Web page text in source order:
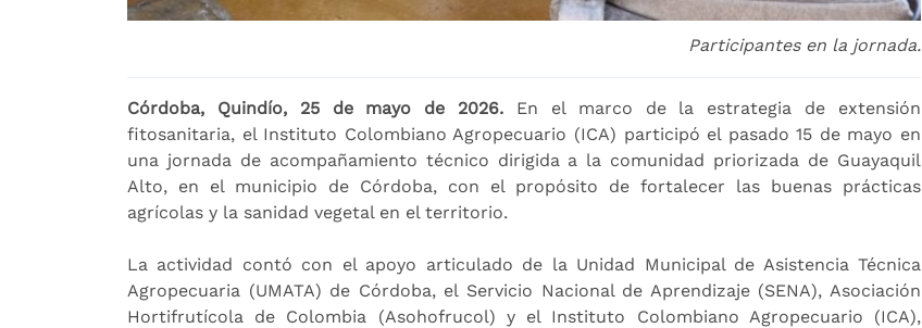
Participantes en la jornada.
Córdoba, Quindío, 25 de mayo de 2026. En el marco de la estrategia de extensión
fitosanitaria, el Instituto Colombiano Agropecuario (ICA) participó el pasado 15 de mayo en
una jornada de acompañamiento técnico dirigida a la comunidad priorizada de Guayaquil
Alto, en el municipio de Córdoba, con el propósito de fortalecer las buenas prácticas
agrícolas y la sanidad vegetal en el territorio.
La actividad contó con el apoyo articulado de la Unidad Municipal de Asistencia Técnica
Agropecuaria (UMATA) de Córdoba, el Servicio Nacional de Aprendizaje (SENA), Asociación
Hortifrutícola de Colombia (Asohofrucol) y el Instituto Colombiano Agropecuario (ICA),